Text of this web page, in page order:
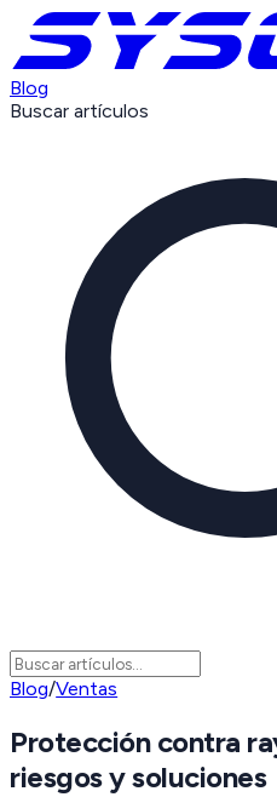
Blog
Buscar artículos
Blog/Ventas
Protección contra
riesgos y soluciones